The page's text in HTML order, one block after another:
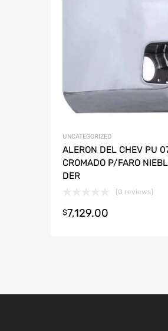
UNCATEGORIZED
ALERON DEL CHEV PU
CROMADO P/FARO
DER
(0 reviews)
$7,129.00